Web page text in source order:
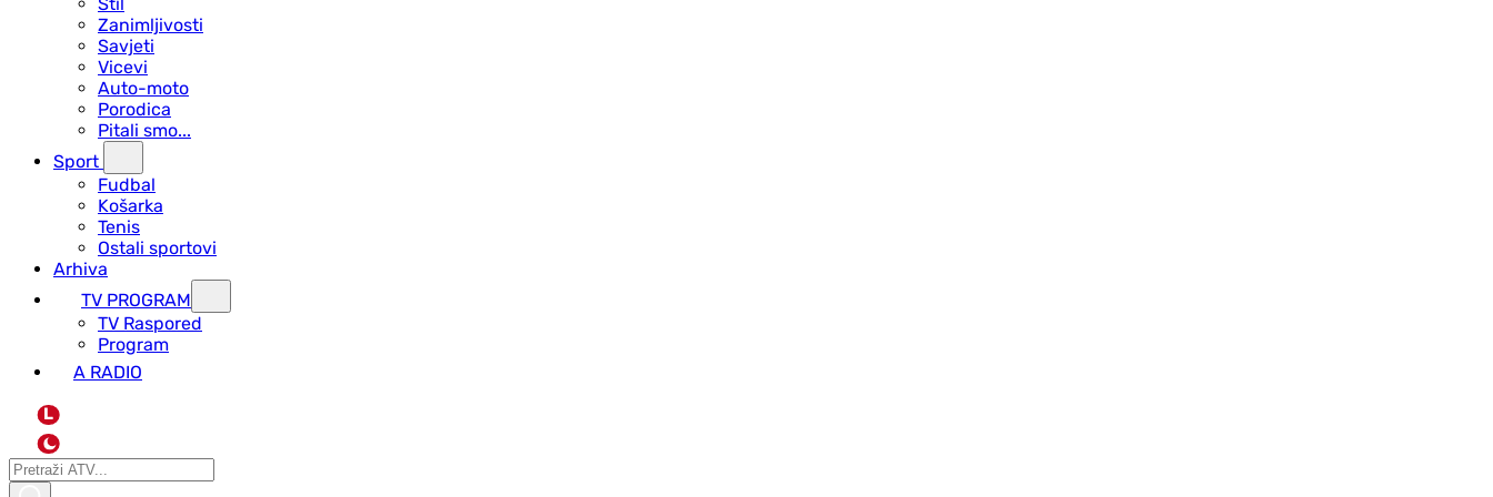
Zanimljivosti
Savjeti
Vicevi
Auto-moto
Porodica
Pitali smo...
Sport
Fudbal
Košarka
Tenis
Ostali sportovi
Arhiva
TV PROGRAM
ТV Raspored
Program
A RADIO
L